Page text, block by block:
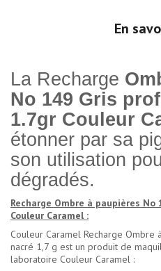
En
La Recharge
No 149 Gris
1.7gr Couleur
étonner par sa
son utilisation
dégradés.
Recharge Ombre à paupières
Couleur Caramel :
Couleur Caramel Recharge
nacré 1,7 g est un produit de
laboratoire Couleur Caramel :